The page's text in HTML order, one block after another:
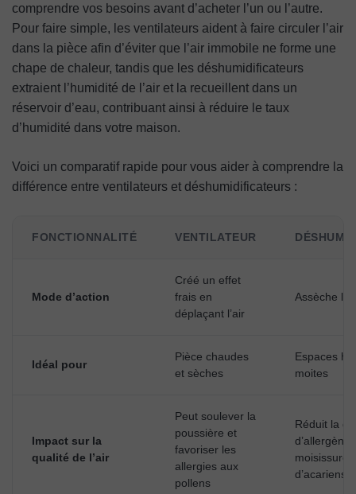
comprendre vos besoins avant d’acheter l’un ou l’autre.
Pour faire simple, les ventilateurs aident à faire circuler l’air
dans la pièce afin d’éviter que l’air immobile ne forme une
chape de chaleur, tandis que les déshumidificateurs
extraient l’humidité de l’air et la recueillent dans un
réservoir d’eau, contribuant ainsi à réduire le taux
d’humidité dans votre maison.
Voici un comparatif rapide pour vous aider à comprendre la
différence entre ventilateurs et déshumidificateurs :
FONCTIONNALITÉ VENTILATEUR
Mode d’action
Créé un effet
frais en
déplaçant l’air
Assèche
Idéal pour
Pièce chaudes
et sèches
Espaces
moites
Impact sur la
qualité de l’air
Peut soulever la
poussière et
favoriser les
allergies aux
pollens
Réduit la
d’acariens